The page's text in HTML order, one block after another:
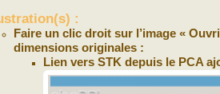
:
Faire un clic droit sur l’image «
dimensions originales :
Lien vers STK depuis le PCA